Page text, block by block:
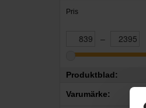
Pris
–
Produktblad:
Varumärke: